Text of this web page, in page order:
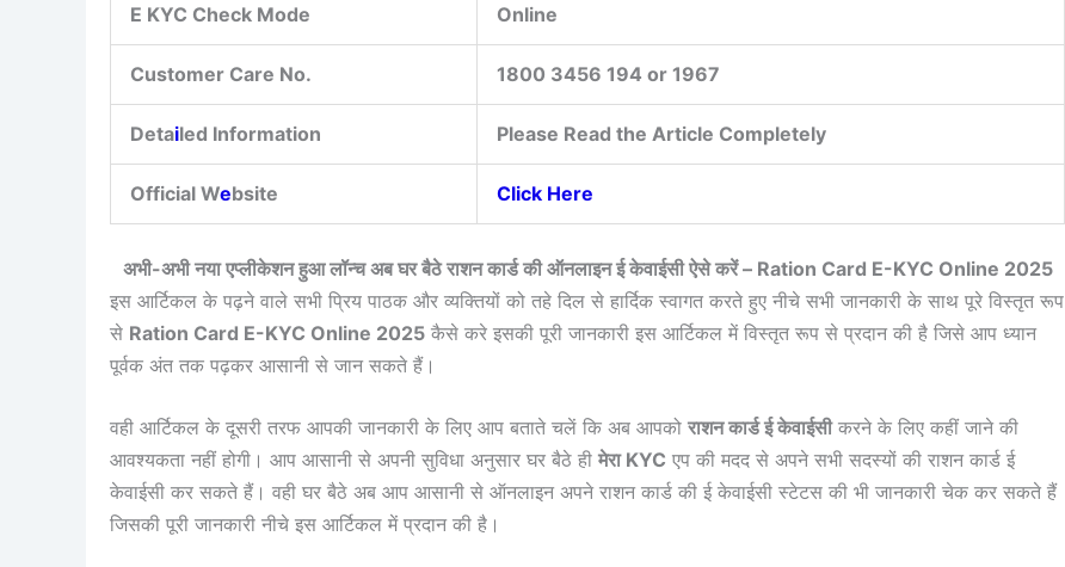
E KYC Check Mode Online
Customer Care No. 1800 3456 194 or 1967
Detailed Information Please Read the Article Completely
Official Website Click Here
अभी-अभी नया एप्लीकेशन हुआ लॉन्च अब घर बैठे राशन कार्ड की ऑनलाइन ई केवाईसी ऐसे करें – Ration Card E-KYC Online 2025
इस आर्टिकल के पढ़ने वाले सभी प्रिय पाठक और व्यक्तियों को तहे दिल से हार्दिक स्वागत करते हुए नीचे सभी जानकारी के साथ पूरे विस्तृत रूप
से Ration Card E-KYC Online 2025 कैसे करे इसकी पूरी जानकारी इस आर्टिकल में विस्तृत रूप से प्रदान की है जिसे आप ध्यान
पूर्वक अंत तक पढ़कर आसानी से जान सकते हैं।
वही आर्टिकल के दूसरी तरफ आपकी जानकारी के लिए आप बताते चलें कि अब आपको राशन कार्ड ई केवाईसीकरने के लिए कहीं जाने की
आवश्यकता नहीं होगी। आप आसानी से अपनी सुविधा अनुसार घर बैठे ही मेरा KYC एप की मदद से अपने सभी सदस्यों की राशन कार्ड ई
केवाईसी कर सकते हैं। वही घर बैठे अब आप आसानी से ऑनलाइन अपने राशन कार्ड की ई केवाईसी स्टेटस की भी जानकारी चेक कर सकते हैं
जिसकी पूरी जानकारी नीचे इस आर्टिकल में प्रदान की है।